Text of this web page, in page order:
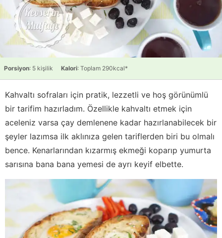
Porsiyon: 5 kişilik Kalori: Toplam 290kcal*
Kahvaltı sofraları için pratik, lezzetli ve hoş görünümlü
bir tarifim hazırladım. Özellikle kahvaltı etmek için
aceleniz varsa çay demlenene kadar hazırlanabilecek bir
şeyler lazımsa ilk aklınıza gelen tariflerden biri bu olmalı
bence. Kenarlarından kızarmış ekmeği koparıp yumurta
sarısına bana bana yemesi de ayrı keyif elbette.